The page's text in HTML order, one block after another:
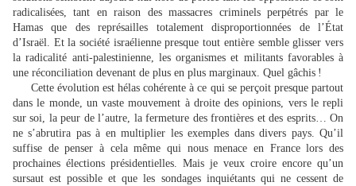
radicalisées, tant en raison des massacres criminels perpétrés par le
Hamas que des représailles totalement disproportionnées de l’État
d’Israël. Et la société israélienne presque tout entière semble glisser vers
la radicalité anti-palestinienne, les organismes et militants favorables à
une réconciliation devenant de plus en plus marginaux. Quel gâchis !
Cette évolution est hélas cohérente à ce qui se perçoit presque partout
dans le monde, un vaste mouvement à droite des opinions, vers le repli
sur soi, la peur de l’autre, la fermeture des frontières et des esprits… On
ne s’abrutira pas à en multiplier les exemples dans divers pays. Qu’il
suffise de penser à cela même qui nous menace en France lors des
prochaines élections présidentielles. Mais je veux croire encore qu’un
sursaut est possible et que les sondages inquiétants qui ne cessent de